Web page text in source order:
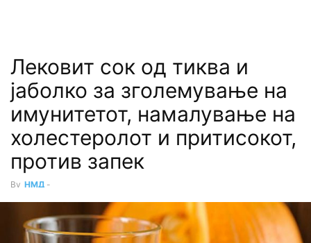
Лековит сок од тиква и
јаболко за зголемување на
имунитетот, намалување на
холестеролот и притисокот,
против запек
By НМД -